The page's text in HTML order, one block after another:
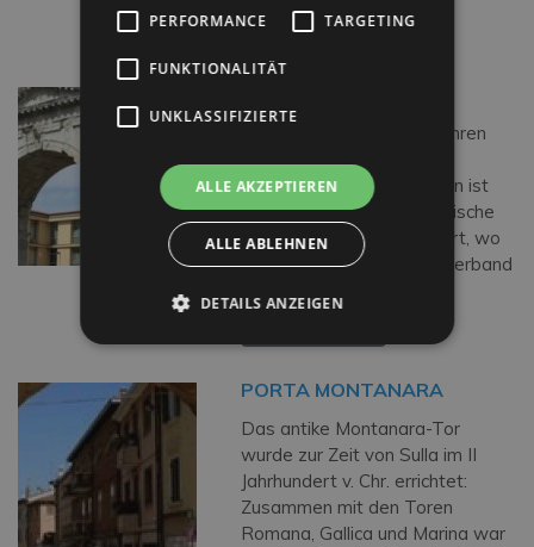
Weiterlesen…
Der im Jahr 27 v. Chr. zu Ehren
von Cäsar Octavius
Augustus errichtete Bogen ist
der älteste erhaltene römische
Bogen und erhebt sich dort, wo
sich die Via Flaminia (sie verband
PORTA MONTANARA
Das antike Montanara-Tor
wurde zur Zeit von Sulla im II
Jahrhundert v. Chr. errichtet:
Zusammen mit den Toren
Romana, Gallica und Marina war
PERFORMANCE TARGETING
FUNKTIONALITÄT
UNKLASSIFIZIERTE
ALLE AKZEPTIEREN
ALLE ABLEHNEN
DETAILS ANZEIGEN